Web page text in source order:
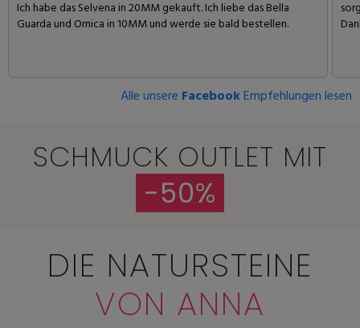
Ich habe das Selvena in 20MM gekauft. Ich liebe das Bella
Guarda und Ornica in 10MM und werde sie bald bestellen.
Alle unsere FacebookEmpfehlungen lesen
SCHMUCK OUTLET MIT
-50%
DIE NATURSTEINE
VON ANNA